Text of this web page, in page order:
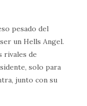
pesado del
un Hells Angel.
rivales de
solo para
junto con su